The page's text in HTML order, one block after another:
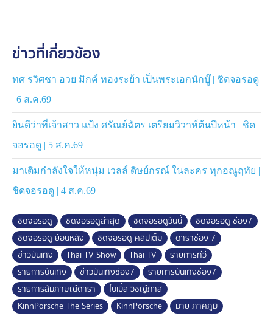
ข่าวที่เกี่ยวข้อง
ทศ รวิศชา อวย มิกค์ ทองระย้า เป็นพระเอกนักบู๊ | ชิดจอรอดู
| 6 ส.ค.69
ยินดีว่าที่เจ้าสาว แป้ง ศรัณย์ฉัตร เตรียมวิวาห์ต้นปีหน้า | ชิด
จอรอดู | 5 ส.ค.69
มาเติมกำลังใจให้หนุ่ม เวลล์ ดิษย์กรณ์ ในละคร ทุกอณูฤทัย |
ชิดจอรอดู | 4 ส.ค.69
ชิดจอรอดู ชิดจอรอดูล่าสุด ชิดจอรอดูวันนี้
ชิดจอรอดู ช่อง7
ชิดจอรอดู ย้อนหลัง
ชิดจอรอดู คลิปเต็ม
ดาราช่อง 7
ข่าวบันเทิง
Thai TV Show Thai TV
รายการทีวี
รายการบันเทิง
ข่าวบันเทิงช่อง7
รายการบันเทิงช่อง7
รายการสัมภาษณ์ดารา
ไบเบิ้ล วิชญ์ภาส
KinnPorsche The Series
KinnPorsche
มาย ภาคภูมิ